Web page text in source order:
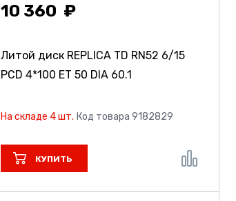
10 360
Литой диск REPLICA TD RN52 6/15
PCD 4*100 ET 50 DIA 60.1
На складе 4 шт. Код товара 9182829
КУПИТЬ